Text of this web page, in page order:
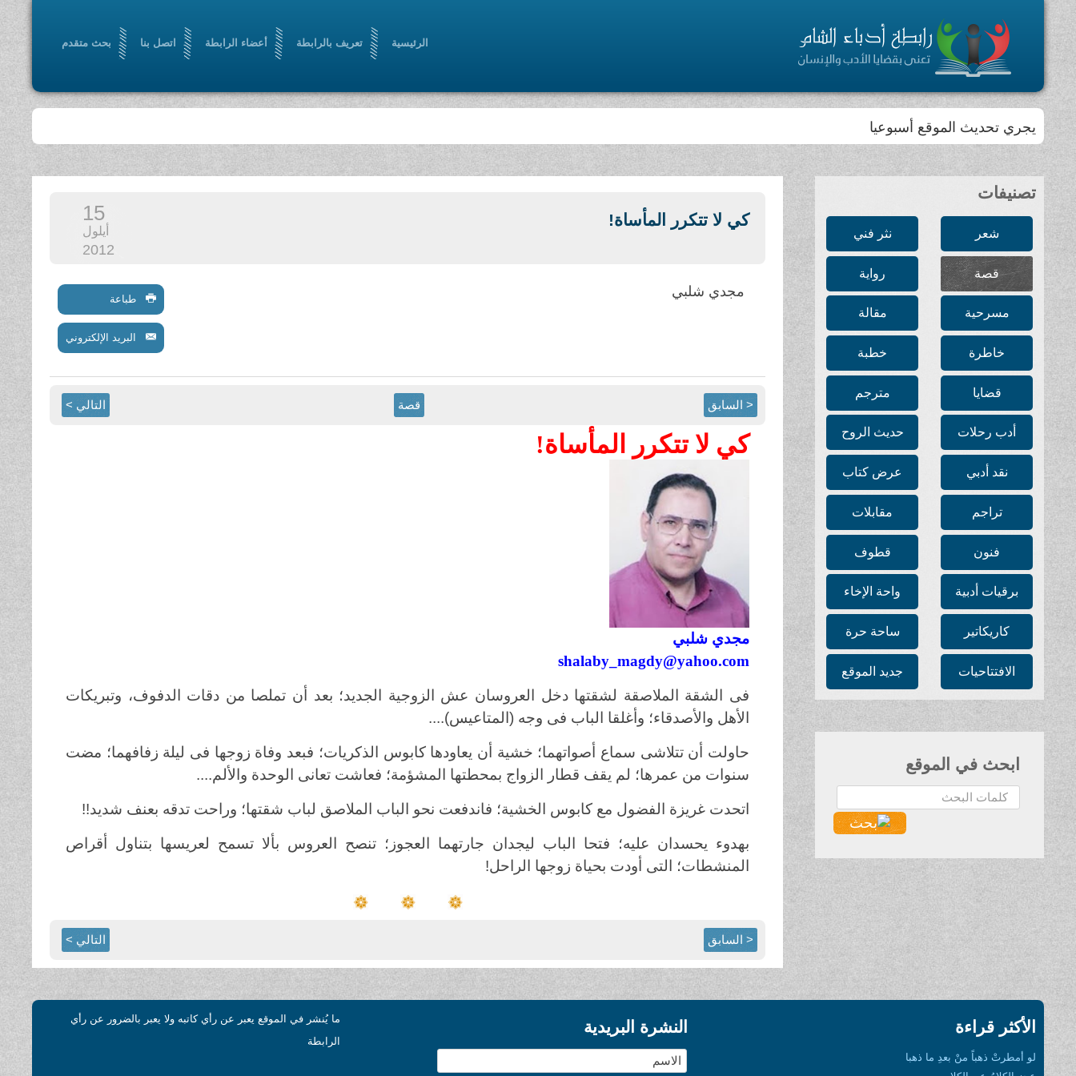
الرئيسية تعريف بالرابطة أعضاء الرابطة اتصل بنا بحث متقدم
يجري تحديث الموقع أسبوعيا
تصنيفات
شعر نثر فني
قصة رواية
مسرحية مقالة
خاطرة خطبة
قضايا مترجم
أدب رحلات حديث الروح
نقد أدبي عرض كتاب
تراجم مقابلات
فنون قطوف
برقيات أدبية واحة الإخاء
كاريكاتير ساحة حرة
الافتتاحيات جديد الموقع
ابحث في الموقع
البحث...
كي لا تتكرر المأساة! 15
أيلول
2012
مجدي شلبي طباعة
البريد الإلكتروني
< السابق قصة التالي >
كي لا تتكرر المأساة!
مجدي شلبي
shalaby_magdy@yahoo.com
فى الشقة الملاصقة لشقتها دخل العروسان عش الزوجية الجديد؛ بعد أن تملصا من دقات الدفوف، وتبريكات
الأهل والأصدقاء؛ وأغلقا الباب فى وجه (المتاعيس)....
حاولت أن تتلاشى سماع أصواتهما؛ خشية أن يعاودها كابوس الذكريات؛ فبعد وفاة زوجها فى ليلة زفافهما؛ مضت
سنوات من عمرها؛ لم يقف قطار الزواج بمحطتها المشؤمة؛ فعاشت تعانى الوحدة والألم....
اتحدت غريزة الفضول مع كابوس الخشية؛ فاندفعت نحو الباب الملاصق لباب شقتها؛ وراحت تدقه بعنف شديد!!
بهدوء يحسدان عليه؛ فتحا الباب ليجدان جارتهما العجوز؛ تنصح العروس بألا تسمح لعريسها بتناول أقراص
المنشطات؛ التى أودت بحياة زوجها الراحل!
< السابق التالي >
الأكثر قراءة
لو أمطرتْ ذهباً منْ بعدِ ما ذهبا
النشرة البريدية
ما يُنشر في الموقع يعبر عن رأي كاتبه ولا يعبر بالضرور عن رأي
الرابطة